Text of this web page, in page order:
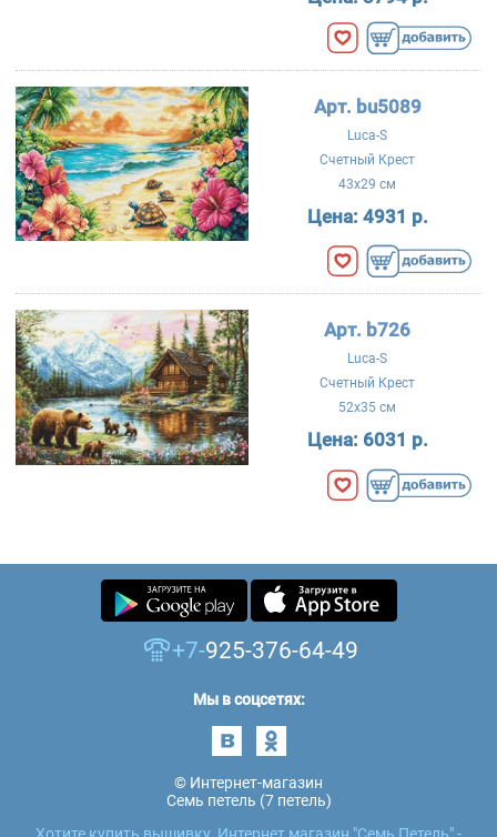
Арт. bu5089
Luca-S
Счетный Крест
43x29 см
Цена: 4931 р.
Арт. b726
Luca-S
Счетный Крест
52x35 см
Цена: 6031 р.
+7-925-376-64-49
Мы в соцсетях:
© Интернет-магазин
Семь петель (7 петель)